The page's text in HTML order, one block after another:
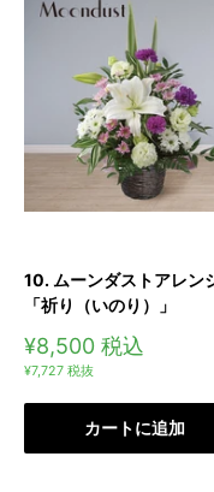
10. ムーンダストアレン
「祈り（いのり）」
販
売
格
¥8,500 税込
¥7,727 税抜
カートに追加